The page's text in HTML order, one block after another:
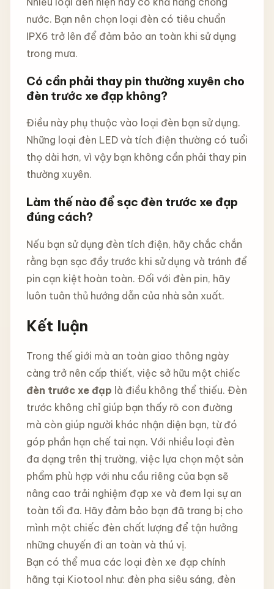
nước. Bạn nên chọn loại đèn có tiêu chuẩn
IPX6 trở lên để đảm bảo an toàn khi sử dụng
trong mưa.
Có cần phải thay pin thường xuyên cho
đèn trước xe đạp không?
Điều này phụ thuộc vào loại đèn bạn sử dụng.
Những loại đèn LED và tích điện thường có tuổi
thọ dài hơn, vì vậy bạn không cần phải thay pin
thường xuyên.
Làm thế nào để sạc đèn trước xe đạp
đúng cách?
Nếu bạn sử dụng đèn tích điện, hãy chắc chắn
rằng bạn sạc đầy trước khi sử dụng và tránh để
pin cạn kiệt hoàn toàn. Đối với đèn pin, hãy
luôn tuân thủ hướng dẫn của nhà sản xuất.
Kết luận
Trong thế giới mà an toàn giao thông ngày
càng trở nên cấp thiết, việc sở hữu một chiếc
đèn trước xe đạp là điều không thể thiếu. Đèn
trước không chỉ giúp bạn thấy rõ con đường
mà còn giúp người khác nhận diện bạn, từ đó
góp phần hạn chế tai nạn. Với nhiều loại đèn
đa dạng trên thị trường, việc lựa chọn một sản
phẩm phù hợp với nhu cầu riêng của bạn sẽ
nâng cao trải nghiệm đạp xe và đem lại sự an
toàn tối đa. Hãy đảm bảo bạn đã trang bị cho
mình một chiếc đèn chất lượng để tận hưởng
những chuyến đi an toàn và thú vị.
Bạn có thể mua các loại đèn xe đạp chính
hãng tại Kiotool như: đèn pha siêu sáng, đèn